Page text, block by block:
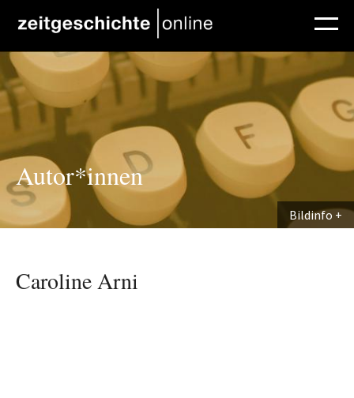
Direkt zum Inhalt
Autor*innen
Bildinfo
Caroline Arni